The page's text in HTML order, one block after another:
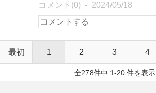
コメント(0) 2024/05/18
最初 1 2 3 4
全278件中 1-20 件を表示